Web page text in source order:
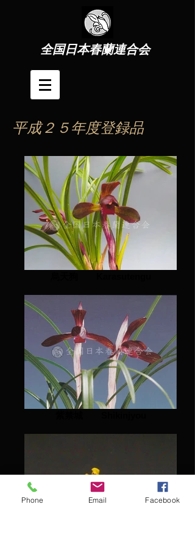
全国日本春蘭連合会
平成２５年度登録品
Phone Email Facebook